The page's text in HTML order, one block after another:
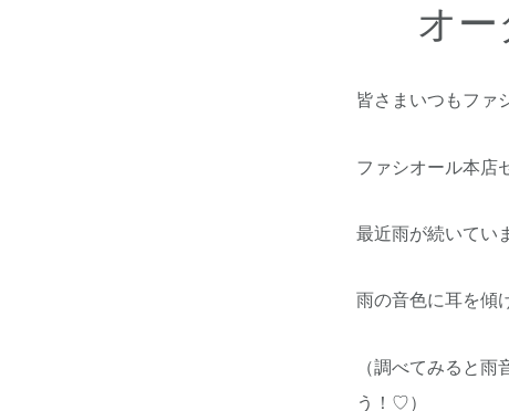
オ
皆さまいつもファ
ファシオール本店
最近雨が続いてい
雨の音色に耳を傾
（調べてみると
う！♡）